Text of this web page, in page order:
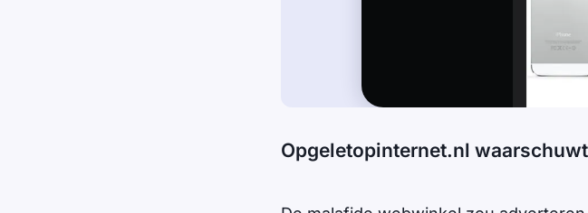
Opgeletopinternet.nl